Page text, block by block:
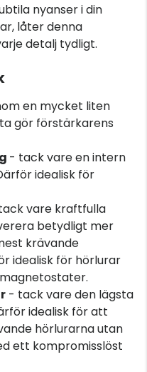
nyanser i din
låter denna
detalj tydligt.
en mycket liten
gör förstärkarens
- tack vare en intern
idealisk för
vare kraftfulla
betydligt mer
krävande
idealisk för hörlurar
- tack vare den lägsta
idealisk för att
hörlurarna utan
ett kompromisslöst